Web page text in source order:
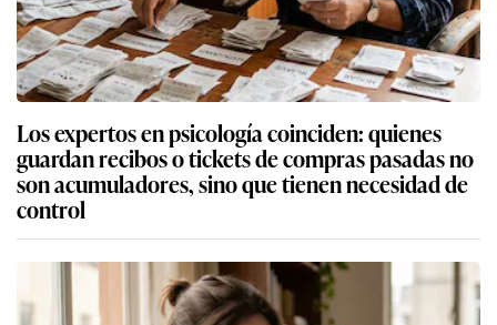
Los expertos en psicología coinciden: quienes
guardan recibos o tickets de compras pasadas no
son acumuladores, sino que tienen necesidad de
control